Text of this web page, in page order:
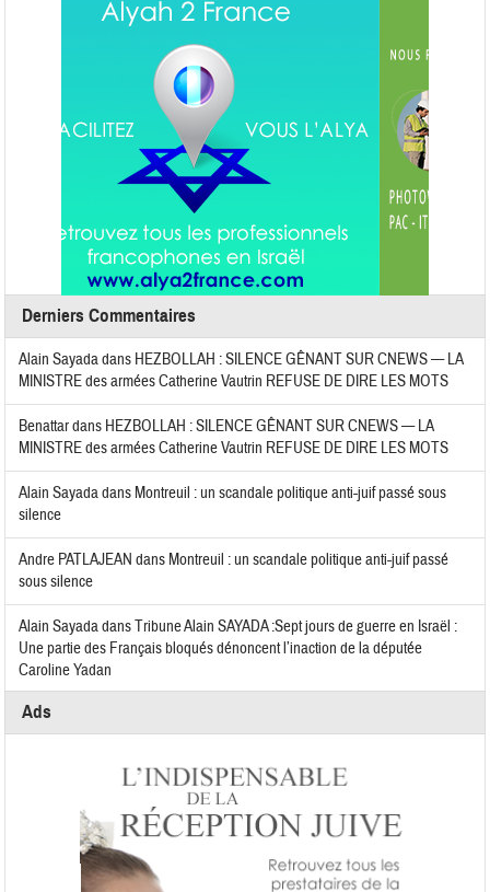
Derniers Commentaires
Alain Sayadadans HEZBOLLAH : SILENCE GÊNANT SUR CNEWS — LA
MINISTRE des armées Catherine Vautrin REFUSE DE DIRE LES MOTS
Benattardans HEZBOLLAH : SILENCE GÊNANT SUR CNEWS — LA
MINISTRE des armées Catherine Vautrin REFUSE DE DIRE LES MOTS
Alain Sayadadans Montreuil : un scandale politique anti-juif passé sous
silence
Andre PATLAJEAN dans Montreuil : un scandale politique anti-juif passé
sous silence
Alain SayadadansTribune Alain SAYADA :Sept jours de guerre en Israël :
Une partie des Français bloqués dénoncent l’inaction de la députée
Caroline Yadan
Ads